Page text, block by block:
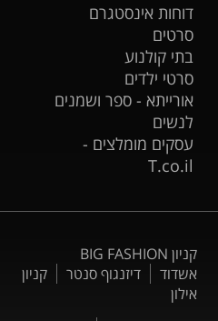
דוחות אינסטגרם
סרטים
בתי קולנוע
סרטי ילדים
אורייתא - ספר ושמנים
לנשים
עסקים מומלצים -
T.co.il
קניון BIG FASHION
אשדוד
דיזנגוף סנטר
קניון
אילון